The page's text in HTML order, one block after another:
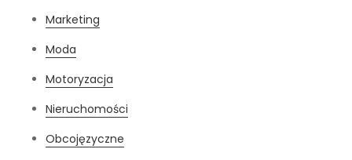
Marketing
Moda
Motoryzacja
Nieruchomości
Obcojęzyczne